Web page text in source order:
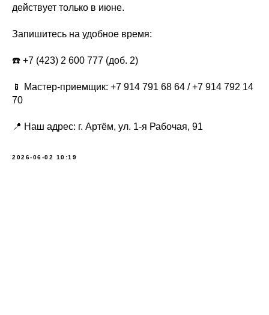
действует только в июне.
Запишитесь на удобное время:
☎️ +7 (423) 2 600 777 (доб. 2)
📱 Мастер-приемщик: +7 914 791 68 64 / +7 914 792 14
70
📍 Наш адрес: г. Артём, ул. 1-я Рабочая, 91
2026-06-02 10:19